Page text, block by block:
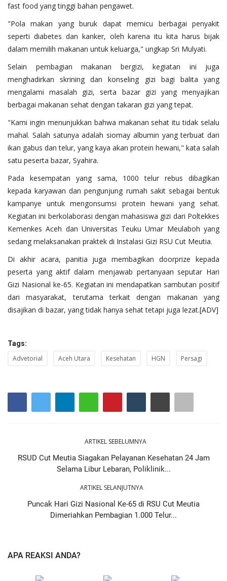
fast food yang tinggi bahan pengawet.
"Pola makan yang buruk dapat memicu berbagai penyakit
seperti diabetes dan kanker, oleh karena itu kita harus bijak
dalam memilih makanan untuk keluarga," ungkap Sri Mulyati.
Selain pembagian makanan bergizi, kegiatan ini juga
menghadirkan skrining dan konseling gizi bagi balita yang
mengalami masalah gizi, serta bazar gizi yang menyajikan
berbagai makanan sehat dengan takaran gizi yang tepat.
"Kami ingin menunjukkan bahwa makanan sehat itu tidak selalu
mahal. Salah satunya adalah siomay albumin yang terbuat dari
ikan gabus dan telur, yang kaya akan protein hewani," kata salah
satu peserta bazar, Syahira.
Pada kesempatan yang sama, 1000 telur rebus dibagikan
kepada karyawan dan pengunjung rumah sakit sebagai bentuk
kampanye untuk mengonsumsi protein hewani yang sehat.
Kegiatan ini berkolaborasi dengan mahasiswa gizi dari Poltekkes
Kemenkes Aceh dan Universitas Teuku Umar Meulaboh yang
sedang melaksanakan praktek di Instalasi Gizi RSU Cut Meutia.
Di akhir acara, panitia juga membagikan doorprize kepada
peserta yang aktif dalam menjawab pertanyaan seputar Hari
Gizi Nasional ke-65. Kegiatan ini mendapatkan sambutan positif
dari masyarakat, terutama terkait dengan makanan yang
disajikan di bazar, yang tidak hanya sehat tetapi juga lezat.[ADV]
Tags:
Advetorial Aceh Utara Kesehatan HGN Persagi
ARTIKEL SEBELUMNYA
RSUD Cut Meutia Siagakan Pelayanan Kesehatan 24 Jam
Selama Libur Lebaran, Poliklinik...
ARTIKEL SELANJUTNYA
Puncak Hari Gizi Nasional Ke-65 di RSU Cut Meutia
Dimeriahkan Pembagian 1.000 Telur...
APA REAKSI ANDA?